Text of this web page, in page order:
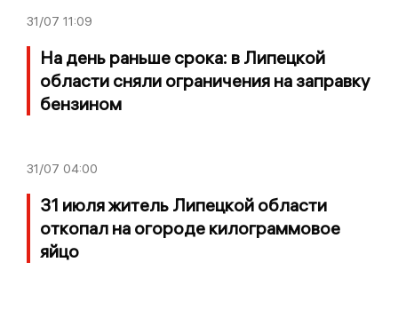
31/07 11:09
На день раньше срока: в Липецкой
области сняли ограничения на заправку
бензином
31/07 04:00
31 июля житель Липецкой области
откопал на огороде килограммовое
яйцо